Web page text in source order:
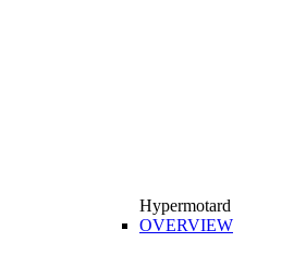
Hypermotard
OVERVIEW